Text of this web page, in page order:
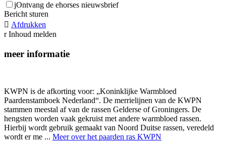
jOntvang de ehorses nieuwsbrief
Bericht sturen
 Afdrukken
r Inhoud melden
meer informatie
KWPN is de afkorting voor: „Koninklijke Warmbloed
Paardenstamboek Nederland“. De merrielijnen van de KWPN
stammen meestal af van de rassen Gelderse of Groningers. De
hengsten worden vaak gekruist met andere warmbloed rassen.
Hierbij wordt gebruik gemaakt van Noord Duitse rassen, veredeld
wordt er me ... Meer over het paarden ras KWPN